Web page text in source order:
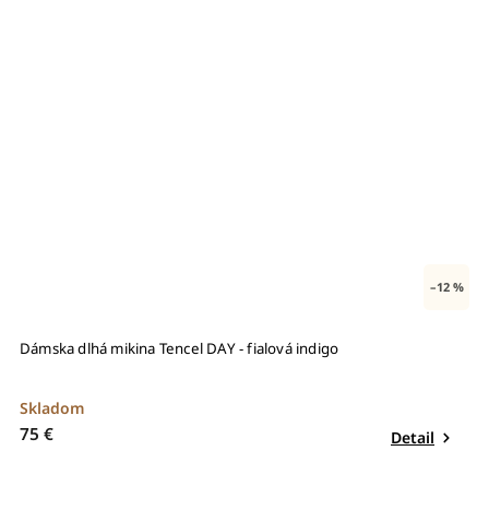
–12 %
Dámska dlhá mikina Tencel DAY - fialová indigo
Skladom
75 € Detail